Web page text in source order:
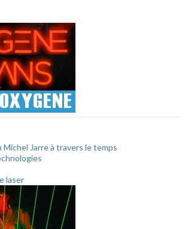
Michel Jarre à travers le temps
laser